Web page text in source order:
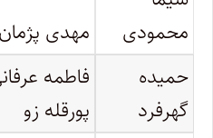
محمودی
مهدی پژمان
حمیده
گهرفرد
فاطمه
پورقله زو